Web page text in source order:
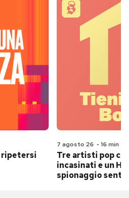
7 agosto 26 - 16 min
Tre artisti pop
incasinati e un
spionaggio